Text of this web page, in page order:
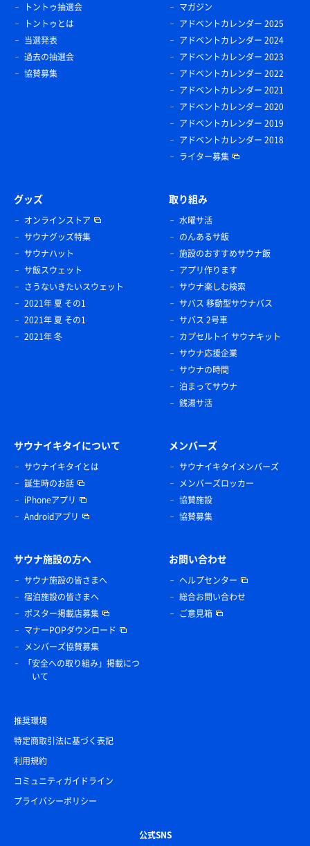
トントゥ抽選会
トントゥとは
当選発表
過去の抽選会
協賛募集
マガジン
アドベントカレンダー 2025
アドベントカレンダー 2024
アドベントカレンダー 2023
アドベントカレンダー 2022
アドベントカレンダー 2021
アドベントカレンダー 2020
アドベントカレンダー 2019
アドベントカレンダー 2018
ライター募集
グッズ
オンラインストア
サウナグッズ特集
サウナハット
サ飯スウェット
さうないきたいスウェット
2021年 夏 その1
2021年 夏 その1
2021年 冬
取り組み
水曜サ活
のんあるサ飯
施設のおすすめサウナ飯
アプリ作ります
サウナ楽しむ検索
サバス 移動型サウナバス
サバス 2号車
カプセルトイ サウナキット
サウナ応援企業
サウナの時間
泊まってサウナ
銭湯サ活
サウナイキタイについて
サウナイキタイとは
誕生時のお話
iPhoneアプリ
Androidアプリ
メンバーズ
サウナイキタイメンバーズ
メンバーズロッカー
協賛施設
協賛募集
サウナ施設の方へ
サウナ施設の皆さまへ
宿泊施設の皆さまへ
ポスター掲載店募集
マナーPOPダウンロード
メンバーズ協賛募集
「安全への取り組み」掲載につ
いて
お問い合わせ
ヘルプセンター
総合お問い合わせ
ご意見箱
推奨環境
特定商取引法に基づく表記
利用規約
コミュニティガイドライン
プライバシーポリシー
公式SNS